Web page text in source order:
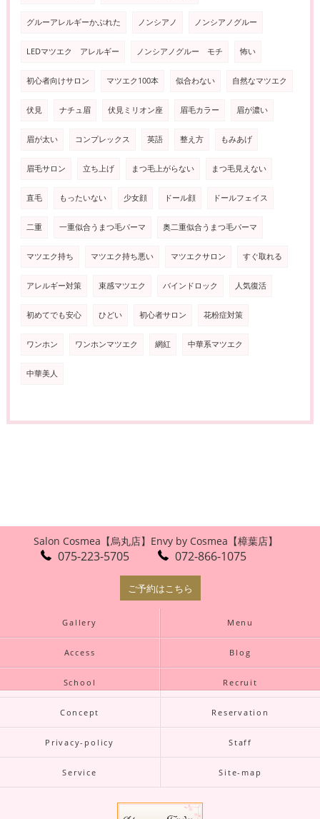
グルーアレルギーかぶれた ノンシアノ ノンシアノグルー
LEDマツエク アレルギー ノンシアノグルー モチ 怖い
初心者向けサロン マツエク100本 似合わない 自然なマツエク
伏見 ナチュ眉 伏見ミリオン座 眉毛カラー 眉が濃い
眉が太い コンプレックス 英語 整え方 もみあげ
眉毛サロン 立ち上げ まつ毛上がらない まつ毛見えない
直毛 もったいない 少女顔 ドール顔 ドールフェイス
二重 一重似合うまつ毛パーマ 奥二重似合うまつ毛パーマ
マツエク持ち マツエク持ち悪い マツエクサロン すぐ取れる
アレルギー対策 束感マツエク バインドロック 人気復活
初めてでも安心 ひどい 初心者サロン 花粉症対策
ワンホン ワンホンマツエク 網紅 中華系マツエク
中華美人
Salon Cosmea【烏丸店】
075-223-5705
Envy by Cosmea【樟葉店】
072-866-1075
ご予約はこちら
Gallery Menu
Access Blog
School Recruit
Concept Reservation
Privacy-policy Staff
Service Site-map